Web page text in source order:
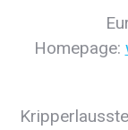
Homepage: